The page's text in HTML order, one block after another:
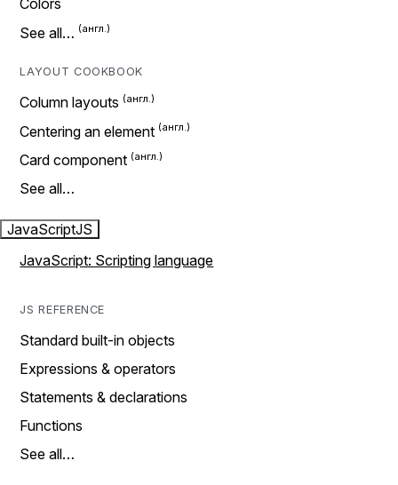
Colors
See all…
LAYOUT COOKBOOK
Column layouts
Centering an element
Card component
See all…
JavaScriptJS
JavaScript: Scripting language
JS REFERENCE
Standard built-in objects
Expressions & operators
Statements & declarations
Functions
See all…